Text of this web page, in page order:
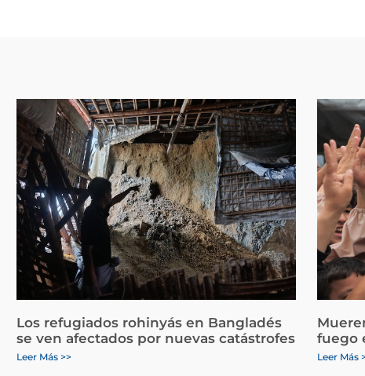
Los refugiados rohinyás en Bangladés
se ven afectados por nuevas catástrofes
Leer Más >>
fuego
Leer Más